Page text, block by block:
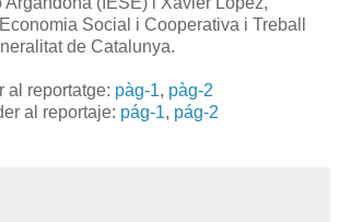
Social i Cooperativa i Treball
de Catalunya.
al reportatge: pàg-1, pàg-2
al reportaje: pág-1, pág-2